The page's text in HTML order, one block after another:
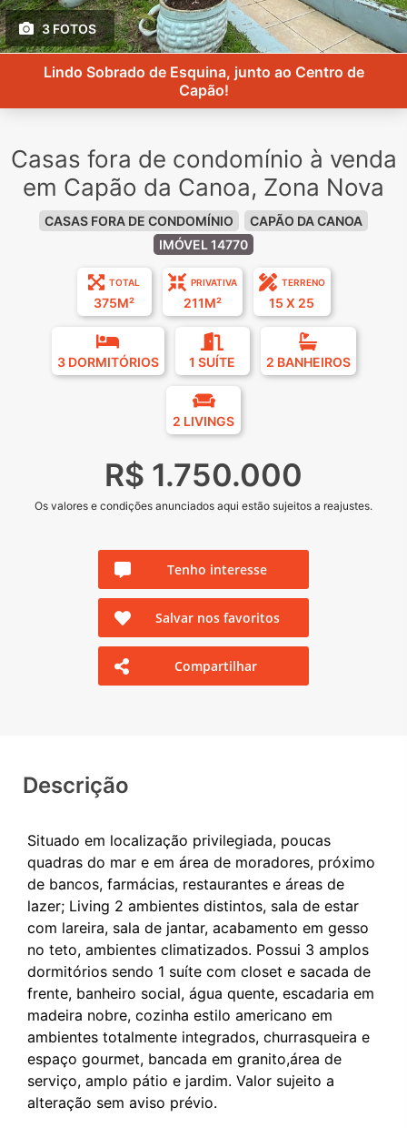
3 FOTOS
Lindo Sobrado de Esquina, junto ao Centro de
Capão!
Casas fora de condomínio à venda
em Capão da Canoa, Zona Nova
CASAS FORA DE CONDOMÍNIO
CAPÃO DA CANOA
IMÓVEL 14770
TOTAL
375M²
PRIVATIVA
211M²
TERRENO
15 X 25
3 DORMITÓRIOS 1 SUÍTE 2 BANHEIROS
2 LIVINGS
R$ 1.750.000
Os valores e condições anunciados aqui estão sujeitos a reajustes.
Tenho interesse
Salvar nos favoritos
Compartilhar
Descrição
Situado em localização privilegiada, poucas
quadras do mar e em área de moradores, próximo
de bancos, farmácias, restaurantes e áreas de
lazer; Living 2 ambientes distintos, sala de estar
com lareira, sala de jantar, acabamento em gesso
no teto, ambientes climatizados. Possui 3 amplos
dormitórios sendo 1 suíte com closet e sacada de
frente, banheiro social, água quente, escadaria em
madeira nobre, cozinha estilo americano em
ambientes totalmente integrados, churrasqueira e
espaço gourmet, bancada em granito,área de
serviço, amplo pátio e jardim. Valor sujeito a